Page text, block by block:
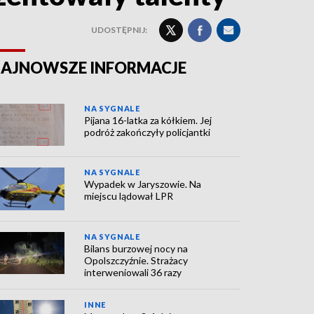
UDOSTĘPNIJ:
INFORMACJE
NA SYGNALE
Pijana 16-latka za kółkiem. Jej
podróż zakończyły policjantki
NA SYGNALE
Wypadek w Jaryszowie. Na
miejscu lądował LPR
NA SYGNALE
Bilans burzowej nocy na
Opolszczyźnie. Strażacy
interweniowali 36 razy
INNE